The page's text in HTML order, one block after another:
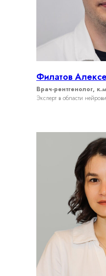
Филатов
Врач-рентгенолог,
Эксперт в области